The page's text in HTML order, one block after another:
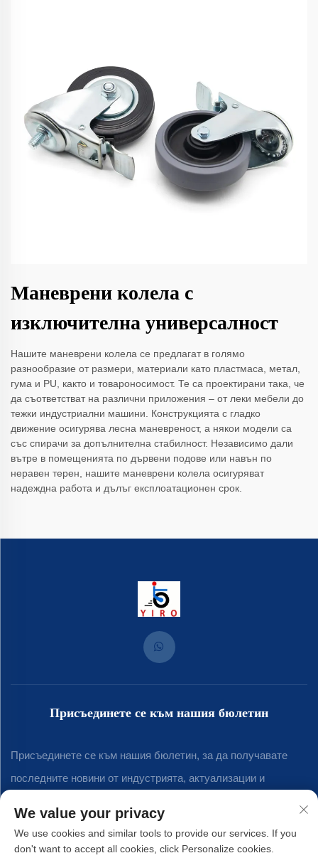
Маневрени колела с
изключителна универсалност
Нашите маневрени колела се предлагат в голямо
разнообразие от размери, материали като пластмаса, метал,
гума и PU, както и товароносимост. Те са проектирани така, че
да съответстват на различни приложения – от леки мебели до
тежки индустриални машини. Конструкцията с гладко
движение осигурява лесна маневреност, а някои модели са
със спирачи за допълнителна стабилност. Независимо дали
вътре в помещенията по дървени подове или навън по
неравен терен, нашите маневрени колела осигуряват
надеждна работа и дълъг експлоатационен срок.
Присъединете се към нашия бюлетин
Присъединете се към нашия бюлетин, за да получавате
последните новини от индустрията, актуализации и
Абонирай се
We value your privacy
We use cookies and similar tools to provide our services. If you
don't want to accept all cookies, click Personalize cookies.